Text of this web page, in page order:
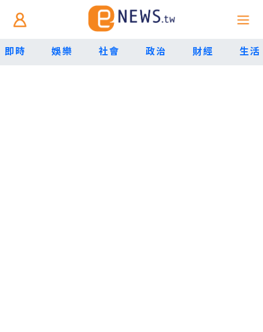
即時 娛樂 社會 政治 財經 生活